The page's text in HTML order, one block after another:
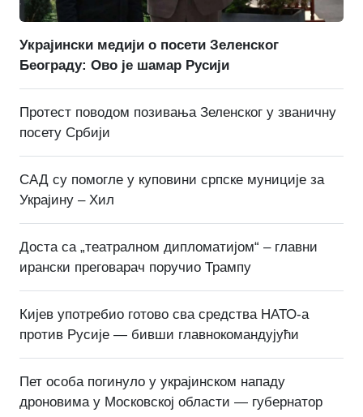
Украјински медији о посети Зеленског
Београду: Ово је шамар Русији
Протест поводом позивања Зеленског у званичну
посету Србији
САД су помогле у куповини српске муниције за
Украјину – Хил
Доста са „театралном дипломатијом“ – главни
ирански преговарач поручио Трампу
Кијев употребио готово сва средства НАТО-а
против Русије — бивши главнокомандујући
Пет особа погинуло у украјинском нападу
дроновима у Московској области — губернатор